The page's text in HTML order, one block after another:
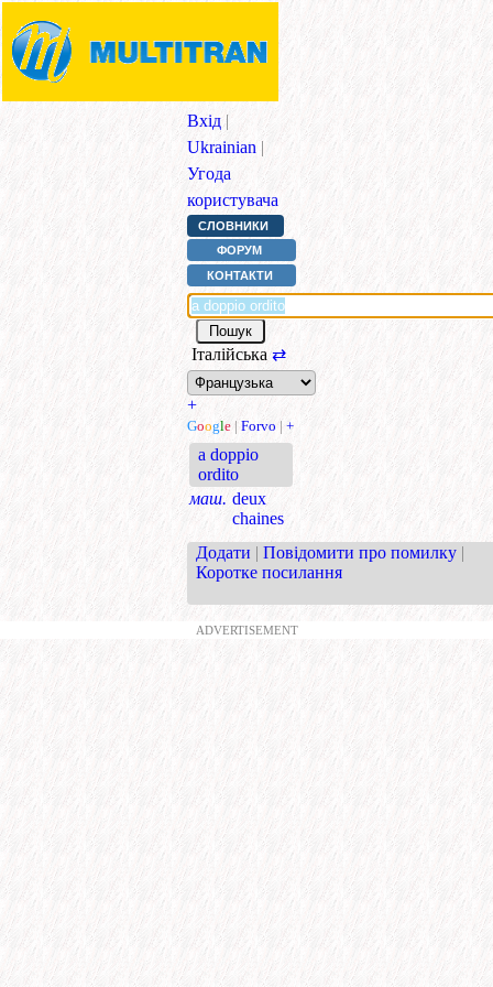
Вхід |
Ukrainian |
Угода
користувача
СЛОВНИКИ
ФОРУМ
КОНТАКТИ
Італійська ⇄
+
Google | Forvo | +
a doppio
ordito
маш. deux
chaines
Додати | Повідомити про помилку |
Коротке посилання
ADVERTISEMENT